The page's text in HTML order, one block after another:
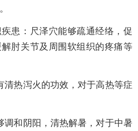
患：尺泽穴能够疏通经络，促
肘关节及周围软组织的疼痛等
清热泻火的功效，对于高热等症
调和阴阳，清热解暑，对于中暑